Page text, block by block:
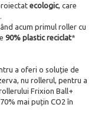
ecologic, care
acum primul roller cu
90% plastic reciclat*
a oferi o soluție de
nu rollerul, pentru a
Frixion Ball+
mai puțin CO2 în